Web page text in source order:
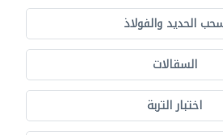
الحديد والفولاذ
السقالات
اختبار التربة